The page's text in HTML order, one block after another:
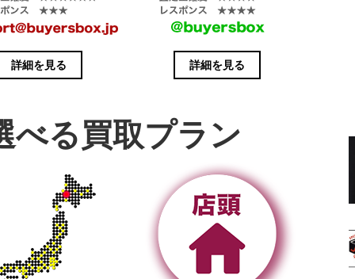
詳細を見る 詳細を見る
べる買取プラン